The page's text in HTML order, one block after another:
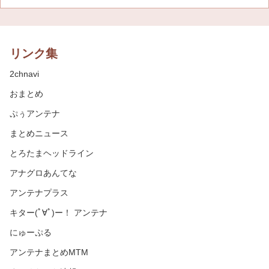
リンク集
2chnavi
おまとめ
ぷぅアンテナ
まとめニュース
とろたまヘッドライン
アナグロあんてな
アンテナプラス
キター(ﾟ∀ﾟ)ー！ アンテナ
にゅーぷる
アンテナまとめMTM